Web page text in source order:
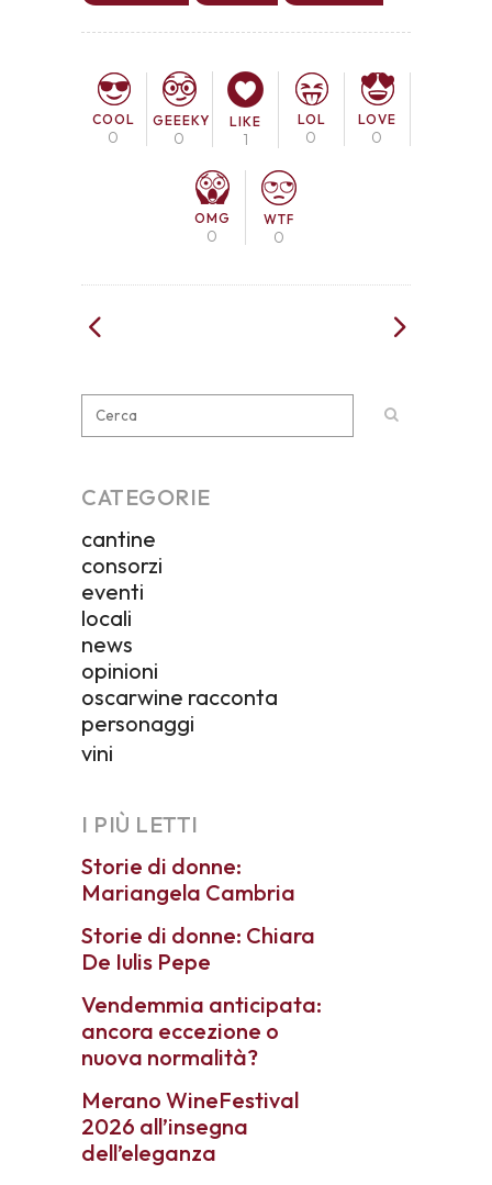
COOL
0
GEEEKY
0
LIKE
1
LOL
0
LOVE
0
OMG
0
WTF
0
CATEGORIE
cantine
consorzi
eventi
locali
news
opinioni
oscarwine racconta
personaggi
vini
I PIÙ LETTI
Storie di donne:
Mariangela Cambria
Storie di donne: Chiara
De Iulis Pepe
Vendemmia anticipata:
ancora eccezione o
nuova normalità?
Merano WineFestival
2026 all’insegna
dell’eleganza